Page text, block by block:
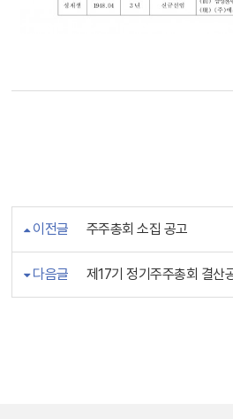
이전글 주주총회 소집 공고
다음글 제17기 정기주주총회 결산